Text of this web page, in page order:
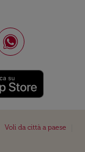
Voli da città a paese